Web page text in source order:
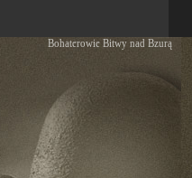
Bohaterowie Bitwy nad Bzurą